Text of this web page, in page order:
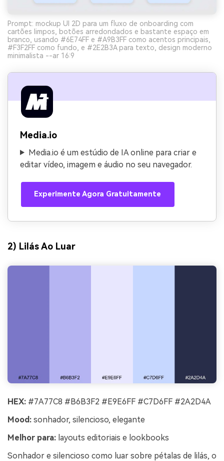
Prompt: mockup UI 2D para um fluxo de onboarding com
cartões limpos, botões arredondados e bastante espaço em
branco, usando #6E74FF e #A9B3FF como acentos principais,
#F3F2FF como fundo, e #2E2B3A para texto, design moderno
minimalista --ar 16:9
Media.io
Media.io é um estúdio de IA online para criar e
editar vídeo, imagem e áudio no seu navegador.
Experimente Agora Gratuitamente
2) Lilás Ao Luar
HEX: #7A77C8 #B6B3F2 #E9E6FF #C7D6FF #2A2D4A
Mood: sonhador, silencioso, elegante
Melhor para: layouts editoriais e lookbooks
Sonhador e silencioso como luar sobre pétalas de lilás, o